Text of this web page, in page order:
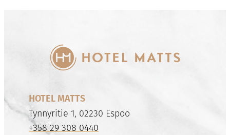
HOTEL MATTS
Tynnyritie 1, 02230 Espoo
+358 29 308 0440